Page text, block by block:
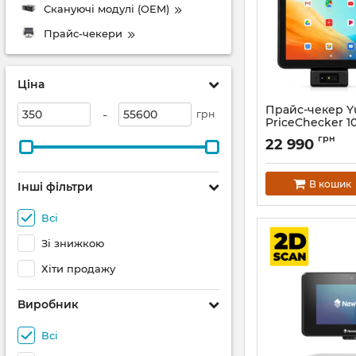
Скануючі модулі (OEM)
Прайс-чекери
Ціна
- грн
Інші фільтри
Всі
Зі знижкою
Хіти продажу
Виробник
Всі
Прайс-чекер
PriceChecker
LCD, Linux
GB/ Flash 64
Scanner)
Артикул:
22 990 грн
В кошик